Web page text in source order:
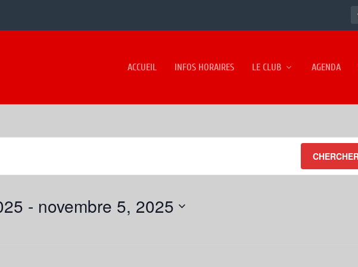
ACCUEIL INFOS HORAIRES LE CLUB AGENDA
- novembre 5, 2025